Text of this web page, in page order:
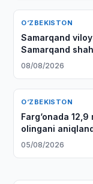
O‘ZBEKISTON
Samarqand
Samarqand
08/08/2026
O‘ZBEKISTON
Farg‘onada
olingani
05/08/2026